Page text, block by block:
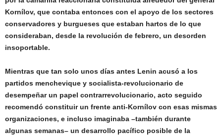
Kornílov, que contaba entonces con el apoyo de los sectores
conservadores y burgueses que estaban hartos de lo que
consideraban, desde la revolución de febrero, un desorden
insoportable.
Mientras que tan solo unos días antes Lenin acusó a los
partidos menchevique y socialista-revolucionario de
desempeñar un papel contrarrevolucionario, acto seguido
recomendó constituir un frente anti-Kornílov con esas mismas
organizaciones, e incluso imaginaba –también durante
algunas semanas– un desarrollo pacífico posible de la